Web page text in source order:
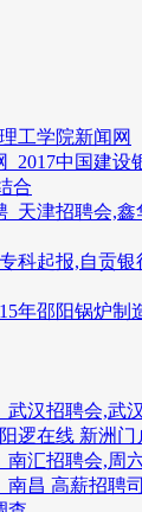
工学院新闻网
中国建设
合
_天津招聘会,
科起报,自贡
年邵阳锅炉制
武汉招聘会,武
逻在线 新洲门
南汇招聘会,周
南昌 高薪招聘